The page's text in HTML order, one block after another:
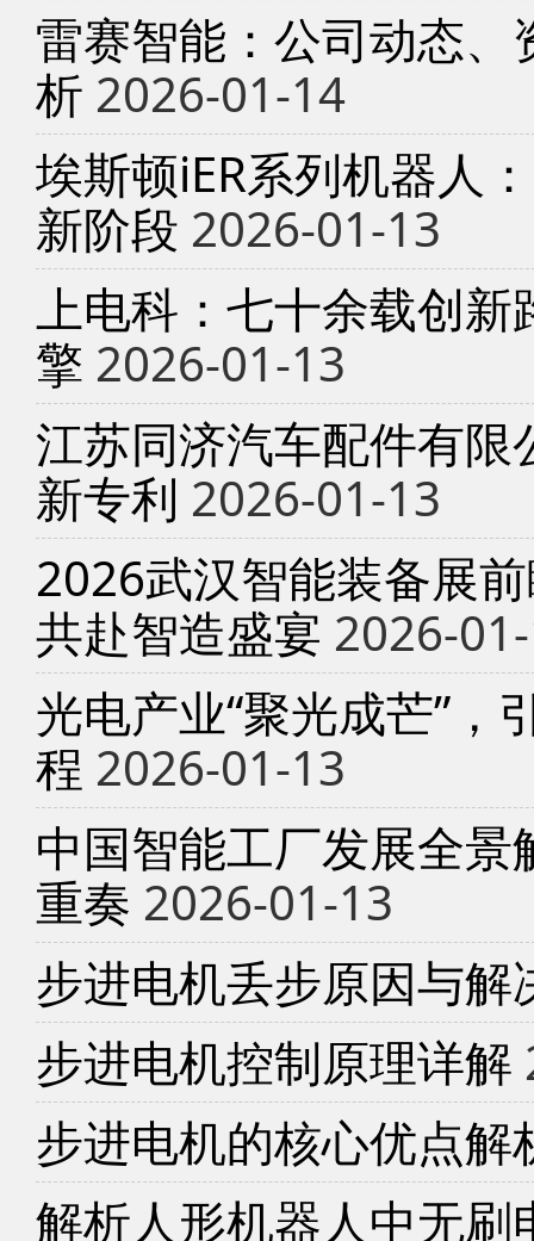
雷赛智能：公司动态
析 2026-01-14
埃斯顿iER系列机器人
新阶段 2026-01-13
上电科：七十余载创
擎 2026-01-13
江苏同济汽车配件有
新专利 2026-01-13
2026武汉智能装备展
共赴智造盛宴 2026-
光电产业“聚光成芒”，
程 2026-01-13
中国智能工厂发展全
重奏 2026-01-13
步进电机丢步原因与解
步进电机控制原理详解
步进电机的核心优点解
解析人形机器人中无